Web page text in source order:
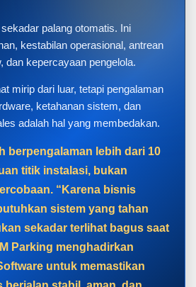
palang otomatis. Ini
kestabilan operasional, antrean
dan kepercayaan pengelola.
mirip dari luar, tetapi pengalaman
ketahanan sistem, dan
adalah hal yang membedakan.
berpengalaman lebih dari 10
titik instalasi, bukan
“Karena bisnis
sistem yang tahan
sekadar terlihat bagus saat
Parking menghadirkan
untuk memastikan